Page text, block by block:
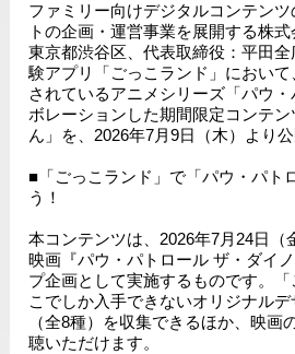
ファミリー向けデジタルコンテン
トの企画・運営事業を展開する株
東京都渋谷区、代表取締役：平田
験アプリ「ごっこランド」におい
されているアニメシリーズ「パウ
ボレーションした期間限定コンテ
ん」を、2026年7月9日（木）より公
■「ごっこランド」で「パウ・パト
う！
本コンテンツは、2026年7月24日（
映画『パウ・パトロール ザ・ダイ
プ企画として実施するものです。
こでしか入手できないオリジナル
（全8種）を収集できるほか、映画
聴いただけます。